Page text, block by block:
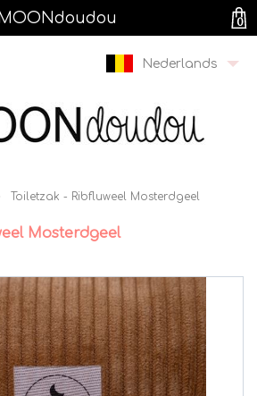
MOONdoudou
Nederlands
Toiletzak - Ribfluweel Mosterdgeel
Mosterdgeel
0